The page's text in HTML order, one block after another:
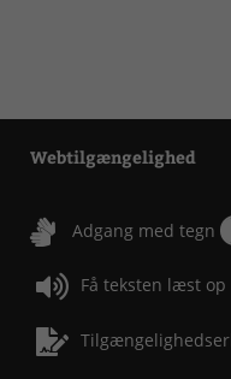
Webtilgængelighed
Adgang med tegn
Få teksten læst op